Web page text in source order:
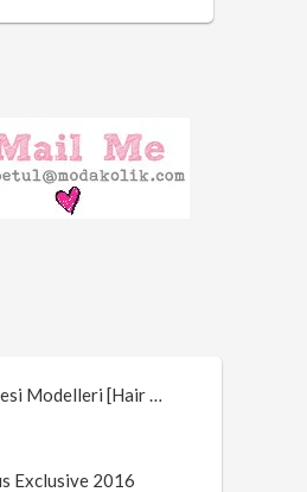
Modelleri [Hair …
Exclusive 2016